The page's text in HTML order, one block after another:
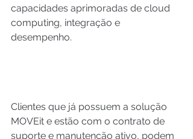
capacidades aprimoradas de cloud
computing, integração e
desempenho.
Clientes que já possuem a solução
MOVEit e estão com o contrato de
suporte e manutenção ativo, podem